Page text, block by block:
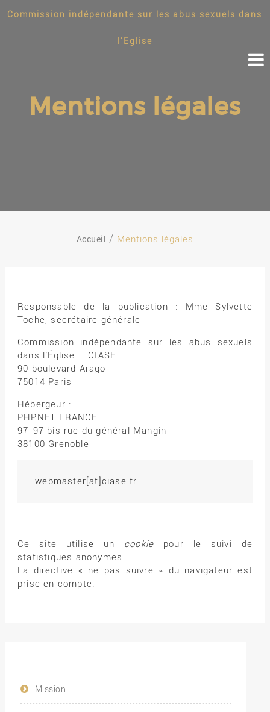
Commission indépendante sur les abus sexuels dans
l'Eglise
Mentions légales
Accueil Mentions légales
Responsable de la publication : Mme Sylvette
Toche, secrétaire générale
Commission indépendante sur les abus sexuels
dans l’Église – CIASE
90 boulevard Arago
75014 Paris
Hébergeur :
PHPNET FRANCE
97-97 bis rue du général Mangin
38100 Grenoble
webmaster[at]ciase.fr
Ce site utilise un cookie pour le suivi de
statistiques anonymes.
La directive « ne pas suivre » du navigateur est
prise en compte.
Mission